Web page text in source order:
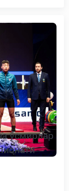
ўсмирлар